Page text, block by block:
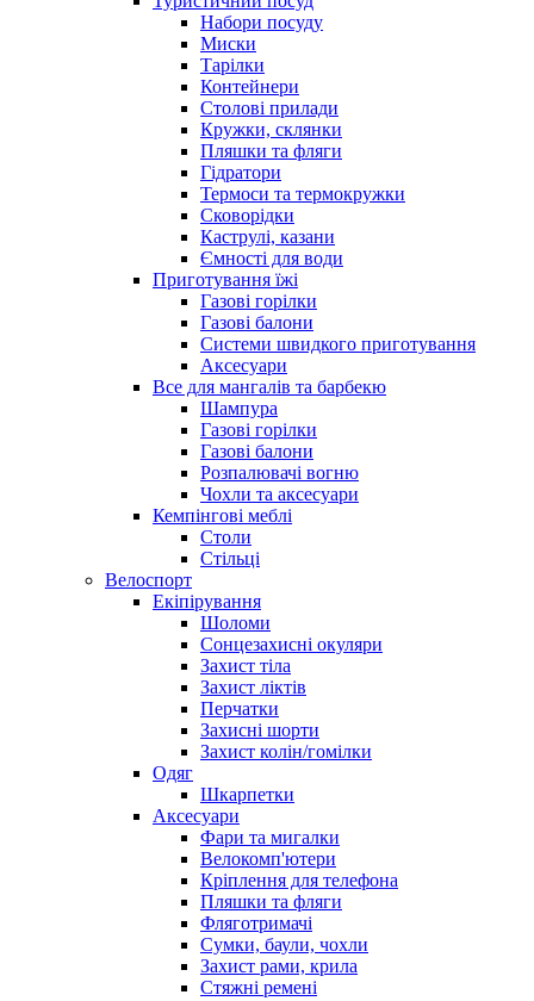
Набори посуду
Миски
Тарілки
Контейнери
Столові прилади
Кружки, склянки
Пляшки та фляги
Гідратори
Термоси та термокружки
Сковорідки
Каструлі, казани
Ємності для води
Приготування їжі
Газові горілки
Газові балони
Системи швидкого приготування
Аксесуари
Все для мангалів та барбекю
Шампура
Газові горілки
Газові балони
Розпалювачі вогню
Чохли та аксесуари
Кемпінгові меблі
Столи
Стільці
Велоспорт
Екіпірування
Шоломи
Сонцезахисні окуляри
Захист тіла
Захист ліктів
Перчатки
Захисні шорти
Захист колін/гомілки
Одяг
Шкарпетки
Аксесуари
Фари та мигалки
Велокомп'ютери
Кріплення для телефона
Пляшки та фляги
Фляготримачі
Сумки, баули, чохли
Захист рами, крила
Стяжні ремені